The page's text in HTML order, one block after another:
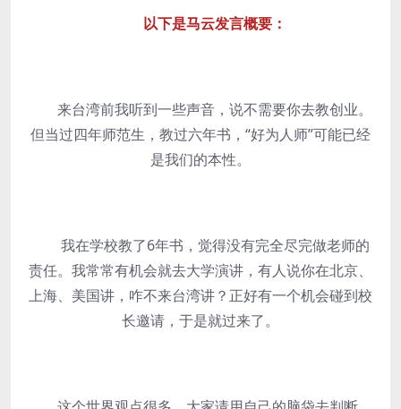
以下是马云发言概要：
来台湾前我听到一些声音，说不需要你去教创业。
但当过四年师范生，教过六年书，“好为人师”可能已经
是我们的本性。
我在学校教了6年书，觉得没有完全尽完做老师的
责任。我常常有机会就去大学演讲，有人说你在北京、
上海、美国讲，咋不来台湾讲？正好有一个机会碰到校
长邀请，于是就过来了。